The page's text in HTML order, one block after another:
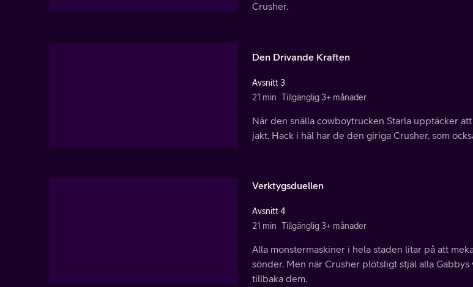
Crusher.
Den Drivande Kraften
Avsnitt 3
21 min Tillgänglig 3+ månader
När den snälla cowboytrucken Starla upptäcker
jakt. Hack i häl har de den giriga Crusher, som
Verktygsduellen
Avsnitt 4
21 min Tillgänglig 3+ månader
Alla monstermaskiner i hela staden litar på att
sönder. Men när Crusher plötsligt stjäl alla
tillbaka dem.